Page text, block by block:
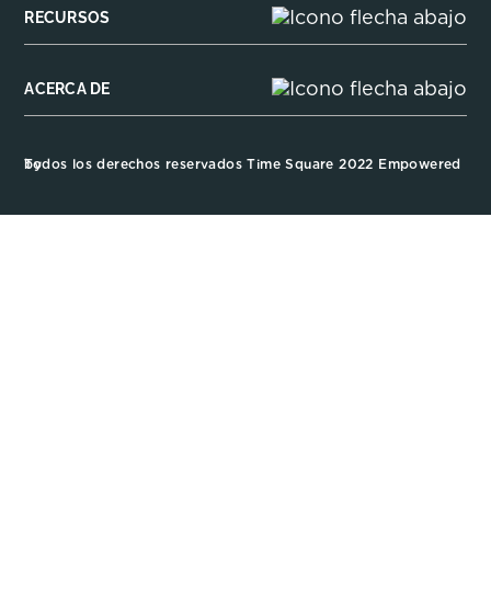
RECURSOS
ACERCA DE
Todos los derechos reservados Time Square 2022 Empowered by